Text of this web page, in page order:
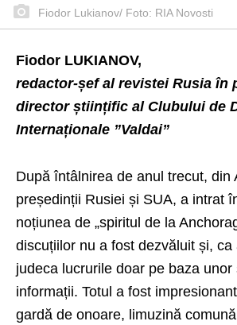
Fiodor Lukianov/ Foto: RIA Novosti
Fiodor LUKIANOV,
redactor-șef al revistei Rusia în
director științific al Clubului de
Internaționale ”Valdai”
După întâlnirea de anul trecut, din
președinții Rusiei și SUA, a intrat
noțiunea de „spiritul de la
discuțiilor nu a fost dezvăluit și, ca
judeca lucrurile doar pe baza unor
informații. Totul a fost
gardă de onoare, limuzină